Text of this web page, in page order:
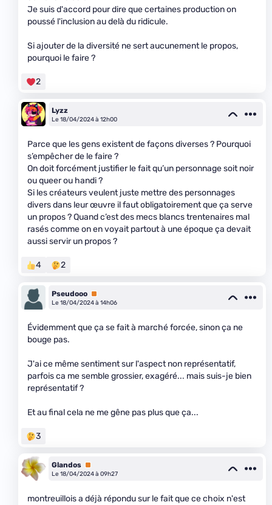
Je suis d'accord pour dire que certaines production on
poussé l'inclusion au delà du ridicule.
Si ajouter de la diversité ne sert aucunement le propos,
pourquoi le faire ?
2
Lyzz
Le 18/04/2024 à 12h00
Parce que les gens existent de façons diverses ? Pourquoi
s’empêcher de le faire ?
On doit forcément justifier le fait qu’un personnage soit noir
ou queer ou handi ?
Si les créateurs veulent juste mettre des personnages
divers dans leur œuvre il faut obligatoirement que ça serve
un propos ? Quand c’est des mecs blancs trentenaires mal
rasés comme on en voyait partout à une époque ça devait
aussi servir un propos ?
4 2
Pseudooo Premium
Le 18/04/2024 à 14h06
Évidemment que ça se fait à marché forcée, sinon ça ne
bouge pas.
J'ai ce même sentiment sur l'aspect non représentatif,
parfois ca me semble grossier, exagéré... mais suis-je bien
représentatif ?
Et au final cela ne me gêne pas plus que ça...
3
Glandos Premium
Le 18/04/2024 à 09h27
montreuillois a déjà répondu sur le fait que ce choix n'est